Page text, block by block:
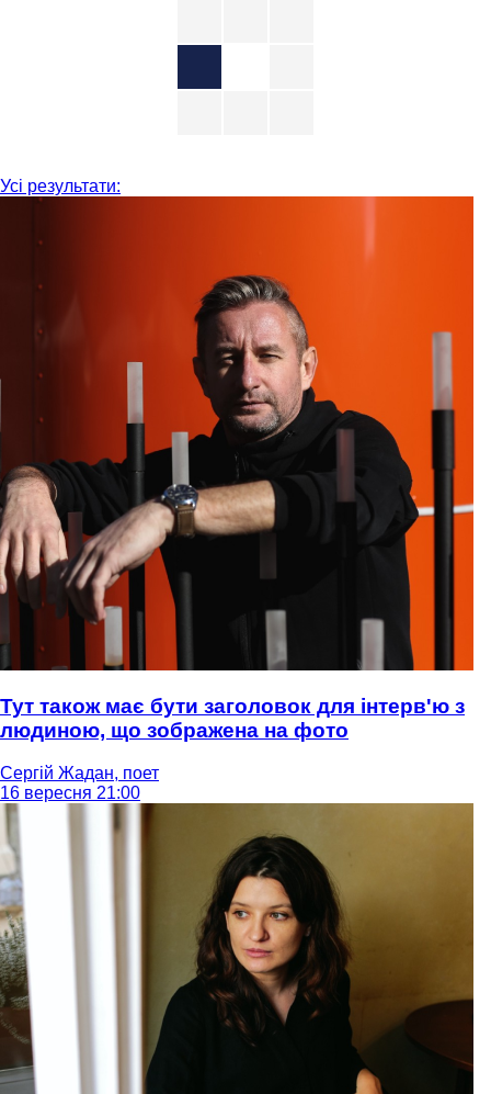
Усі результати:
Тут також має бути заголовок для інтерв'ю з
людиною, що зображена на фото
Сергій Жадан, поет
16 вересня 21:00